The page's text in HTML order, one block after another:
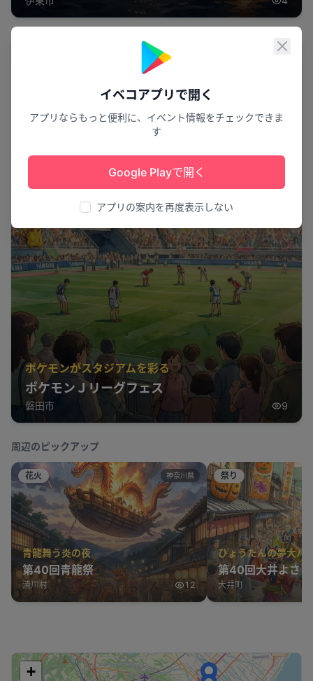
閉じ
イベコアプリで開く
アプリならもっと便利に、イベント情報をチェックできま
す
Google Playで開く
アプリの案内を再度表示しない
ポケモンがスタジアムを彩る
ポケモンＪリーグフェス
磐田市 9
周辺のピックアップ
花火 神奈川県
青龍舞う炎の夜
第40回青龍祭
清川村 12
祭り
ひょうたんの夢大パ
第40回大井よさ
大井町
+